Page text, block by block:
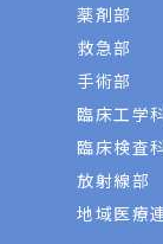
薬剤部
救急部
手術部
臨床工学
臨床検査
放射線部
地域医療